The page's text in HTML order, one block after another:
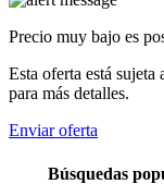
Precio muy bajo es
Esta oferta está
para más detalles.
Enviar oferta
Búsquedas